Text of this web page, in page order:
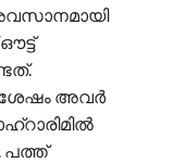
ശേഷം അവർ
പത്ത്